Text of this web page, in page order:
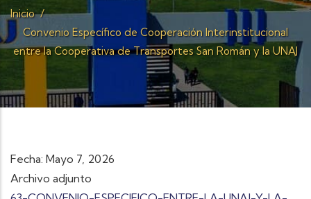
Inicio /
Convenio Específico de Cooperación Interinstitucional
entre la Cooperativa de Transportes San Román y la UNAJ
Fecha: Mayo 7, 2026
Archivo adjunto